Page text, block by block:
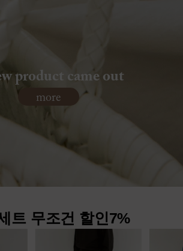
product came out
more
트 무조건 할인7%